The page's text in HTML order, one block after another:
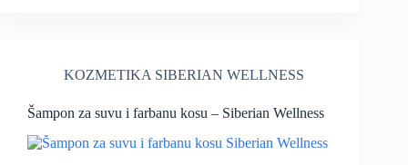
KOZMETIKA SIBERIAN WELLNESS
Šampon za suvu i farbanu kosu – Siberian Wellness